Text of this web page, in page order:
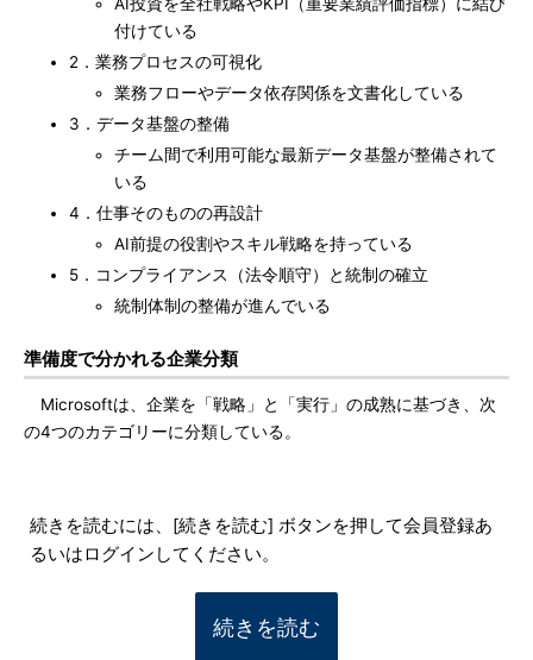
付けている
2．業務プロセスの可視化
業務フローやデータ依存関係を文書化している
3．データ基盤の整備
チーム間で利用可能な最新データ基盤が整備されて
いる
4．仕事そのものの再設計
AI前提の役割やスキル戦略を持っている
5．コンプライアンス（法令順守）と統制の確立
統制体制の整備が進んでいる
準備度で分かれる企業分類
Microsoftは、企業を「戦略」と「実行」の成熟に基づき、次
の4つのカテゴリーに分類している。
続きを読むには、[続きを読む] ボタンを押して会員登録あ
るいはログインしてください。
続きを読む